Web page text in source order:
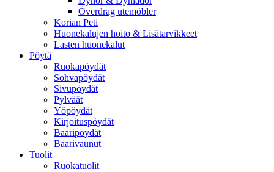
Överdrag utemöbler
Korian Peti
Huonekalujen hoito & Lisätarvikkeet
Lasten huonekalut
Pöytä
Ruokapöydät
Sohvapöydät
Sivupöydät
Pylväät
Yöpöydät
Kirjoituspöydät
Baaripöydät
Baarivaunut
Tuolit
Ruokatuolit